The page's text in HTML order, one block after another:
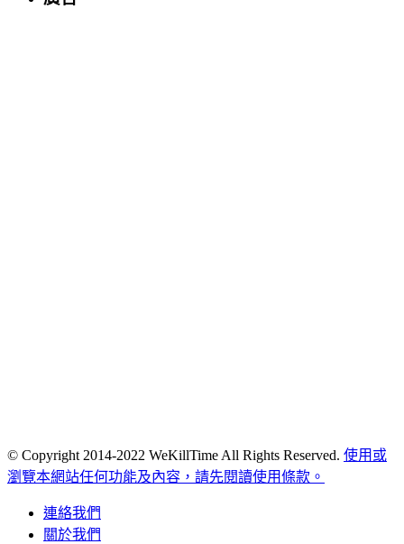
© Copyright 2014-2022 WeKillTime All Rights Reserved. 使用或
瀏覽本網站任何功能及內容，請先閱讀使用條款。
連絡我們
關於我們